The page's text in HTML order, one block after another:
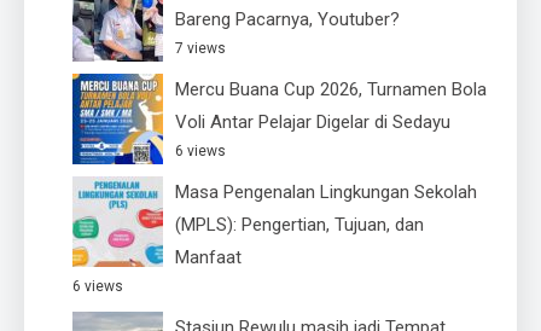
Bareng Pacarnya, Youtuber?
7 views
Mercu Buana Cup 2026, Turnamen Bola
Voli Antar Pelajar Digelar di Sedayu
6 views
Masa Pengenalan Lingkungan Sekolah
(MPLS): Pengertian, Tujuan, dan
Manfaat
6 views